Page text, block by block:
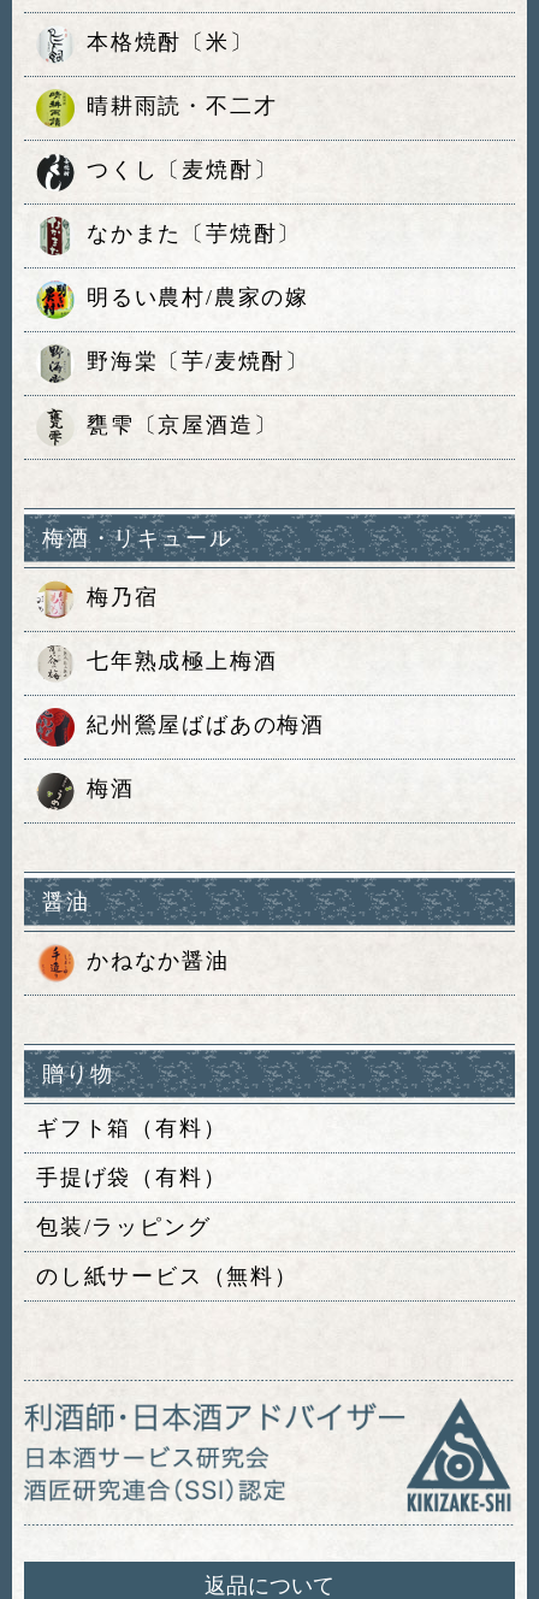
本格焼酎〔米〕
晴耕雨読・不二才
つくし〔麦焼酎〕
なかまた〔芋焼酎〕
明るい農村/農家の嫁
野海棠〔芋/麦焼酎〕
甕雫〔京屋酒造〕
梅酒・リキュール
梅乃宿
七年熟成極上梅酒
紀州鶯屋ばばあの梅酒
梅酒
醤油
かねなか醤油
贈り物
ギフト箱（有料）
手提げ袋（有料）
包装/ラッピング
のし紙サービス（無料）
返品について